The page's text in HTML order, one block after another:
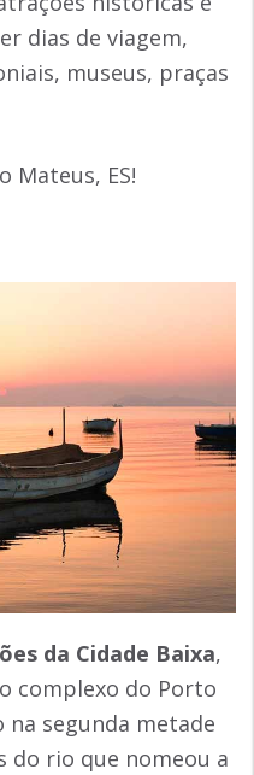
dias de viagem,
museus, praças
Mateus, ES!
da Cidade Baixa,
complexo do Porto
na segunda metade
do rio que nomeou a